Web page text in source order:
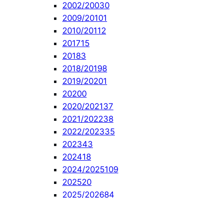
2002/20030
2009/20101
2010/20112
201715
20183
2018/20198
2019/20201
20200
2020/202137
2021/202238
2022/202335
202343
202418
2024/2025109
202520
2025/202684